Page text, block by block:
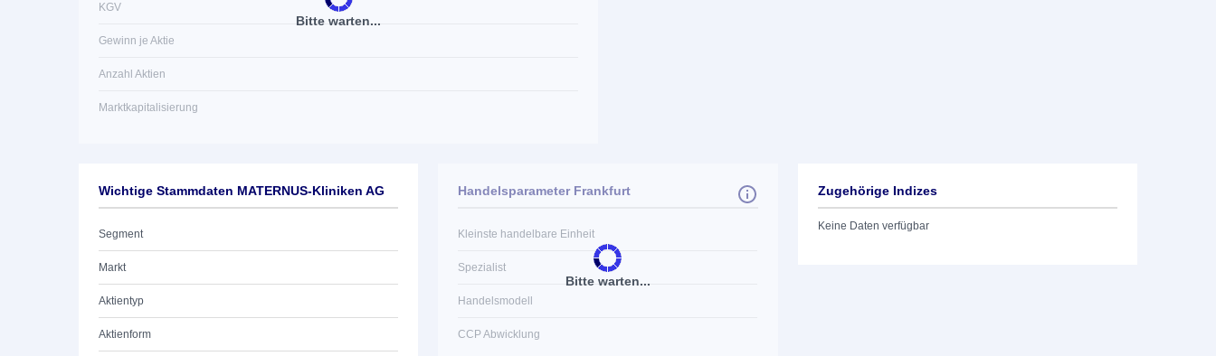
Bitte warten...
KGV
Gewinn je Aktie
Anzahl Aktien
Marktkapitalisierung
Wichtige Stammdaten MATERNUS-Kliniken AG
Segment
Markt
Aktientyp
Aktienform
Bitte warten...
Handelsparameter Frankfurt
Kleinste handelbare Einheit
Spezialist
Handelsmodell
CCP Abwicklung
Zugehörige Indizes
Keine Daten verfügbar